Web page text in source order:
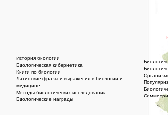
История биологии
Биологическая кибернетика
Книги по биологии
Латинские фразы и выражения в биологии и
медицине
Методы биологических исследований
Биологические награды